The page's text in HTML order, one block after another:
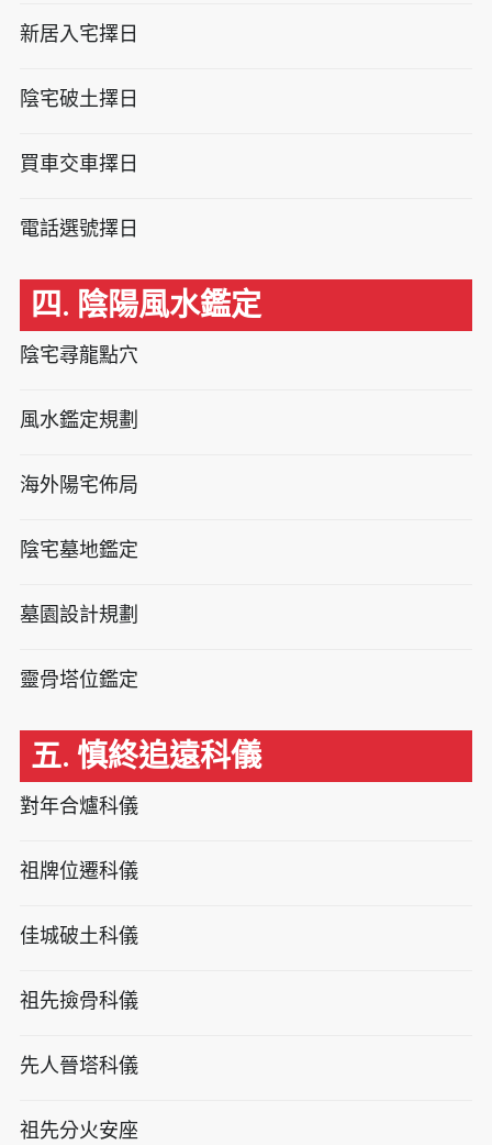
新居入宅擇日
陰宅破土擇日
買車交車擇日
電話選號擇日
四. 陰陽風水鑑定
陰宅尋龍點穴
風水鑑定規劃
海外陽宅佈局
陰宅墓地鑑定
墓園設計規劃
靈骨塔位鑑定
五. 慎終追遠科儀
對年合爐科儀
祖牌位遷科儀
佳城破土科儀
祖先撿骨科儀
先人晉塔科儀
祖先分火安座